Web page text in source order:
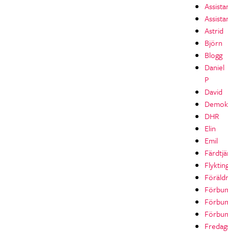
Astrid
Björn
Blogg
Daniel
P
David
DHR
Elin
Emil